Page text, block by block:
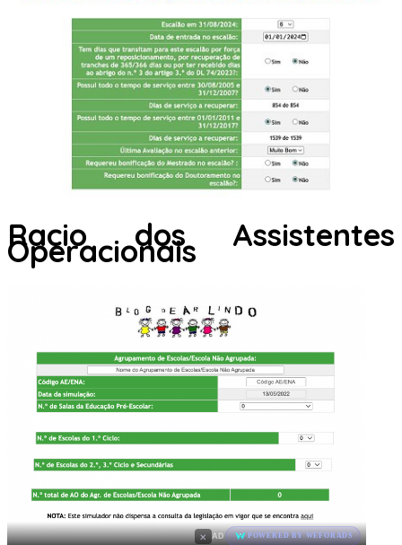
Racio dos Assistentes
Operacionais
× AD POWERED BY WEFORADS